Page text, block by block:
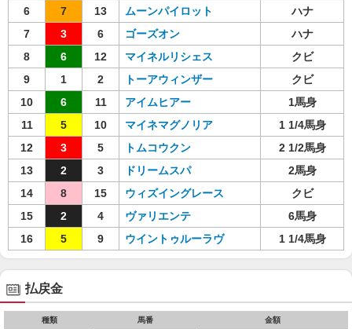
6
7 13 ムーンパイロット
ハナ
7
3 6 ゴーズオン
ハナ
8
6 12 マイネルリシェス
クビ
9
1 2 トーアウィンザー
クビ
10
6 11 アイムヒアー
1馬身
11
5 10 マイネマグノリア
1 1/4馬身
12
3 5 トムコウクン
2 1/2馬身
13
2 3 ドリームスパ
2馬身
14
8 15 ウィズイングレース
クビ
15
2 4 ヴァリエンテ
6馬身
16
5 9 ウイントゥルーラヴ 1 1/4馬身
払戻金
種類 馬番 金額